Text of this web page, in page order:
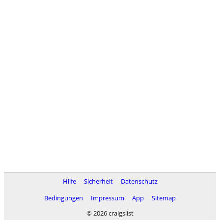
Hilfe Sicherheit
Datenschutz
Bedingungen
Impressum App
Sitemap
© 2026 craigslist